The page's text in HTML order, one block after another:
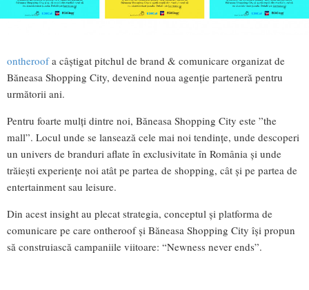
ontheroofa câștigat pitchul de brand & comunicare organizat de
Băneasa Shopping City, devenind noua agenție parteneră pentru
următorii ani.
Pentru foarte mulți dintre noi, Băneasa Shopping City este ”the
mall”. Locul unde se lansează cele mai noi tendințe, unde descoperi
un univers de branduri aflate în exclusivitate în România și unde
trăiești experiențe noi atât pe partea de shopping, cât și pe partea de
entertainment sau leisure.
Din acest insight au plecat strategia, conceptul și platforma de
comunicare pe care ontheroof și Băneasa Shopping City își propun
să construiască campaniile viitoare: “Newness never ends”.